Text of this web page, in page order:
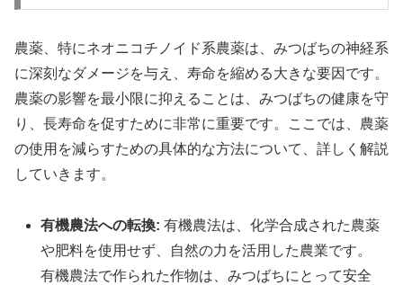
農薬、特にネオニコチノイド系農薬は、みつばちの神経系
に深刻なダメージを与え、寿命を縮める大きな要因です。
農薬の影響を最小限に抑えることは、みつばちの健康を守
り、長寿命を促すために非常に重要です。ここでは、農薬
の使用を減らすための具体的な方法について、詳しく解説
していきます。
有機農法への転換: 有機農法は、化学合成された農薬
や肥料を使用せず、自然の力を活用した農業です。
有機農法で作られた作物は、みつばちにとって安全